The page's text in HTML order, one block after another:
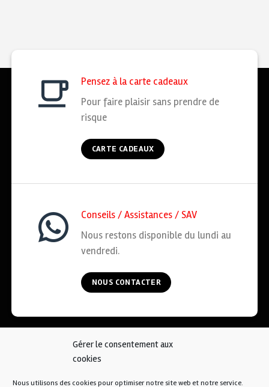
Gérer le consentement aux
cookies
Nous utilisons des cookies pour optimiser notre site web et notre service.
Pensez à la carte cadeaux
Pour faire plaisir sans prendre de
risque
CARTE CADEAUX
Conseils / Assistances / SAV
Nous restons disponible du lundi au
vendredi.
NOUS CONTACTER
COOKIES CGV MENTIONS LÉGALES